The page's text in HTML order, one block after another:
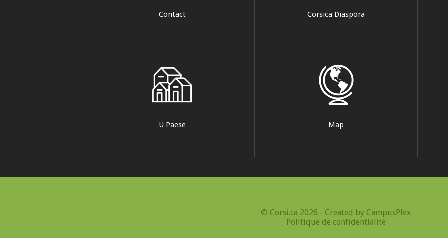
Contact Corsica Diaspora
U Paese Map
© Corsi.ca 2026 - Created by CampusPlex
Politique de confidentialité